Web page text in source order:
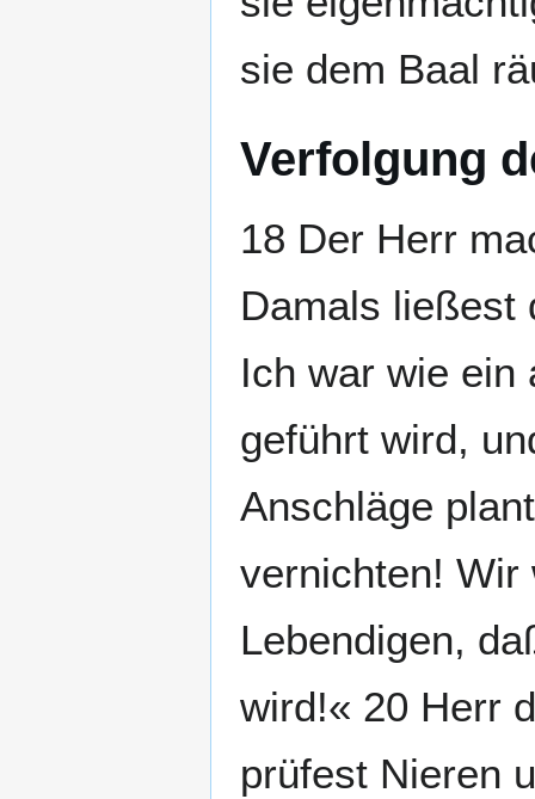
sie dem Baal
Verfolgung
18 Der Herr
Damals ließest
Ich war wie ein
geführt wird,
Anschläge
vernichten! Wir
Lebendigen,
wird!« 20 Herr
prüfest Nieren